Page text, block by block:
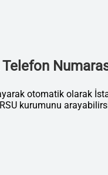
otomatik olarak
kurumunu